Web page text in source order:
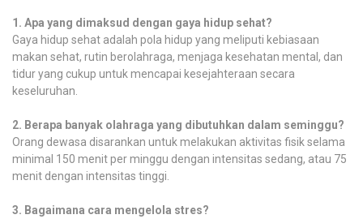
1. Apa yang dimaksud dengan gaya hidup sehat?
Gaya hidup sehat adalah pola hidup yang meliputi kebiasaan
makan sehat, rutin berolahraga, menjaga kesehatan mental, dan
tidur yang cukup untuk mencapai kesejahteraan secara
keseluruhan.
2. Berapa banyak olahraga yang dibutuhkan dalam seminggu?
Orang dewasa disarankan untuk melakukan aktivitas fisik selama
minimal 150 menit per minggu dengan intensitas sedang, atau 75
menit dengan intensitas tinggi.
3. Bagaimana cara mengelola stres?